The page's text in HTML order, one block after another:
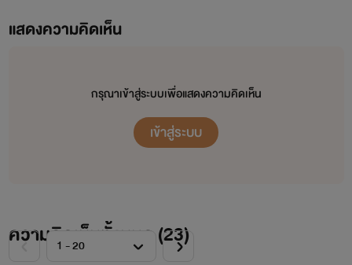
แสดงความคิดเห็น
กรุณาเข้าสู่ระบบเพื่อแสดงความคิดเห็น
เข้าสู่ระบบ
ความคิดเห็นทั้งหมด (23)